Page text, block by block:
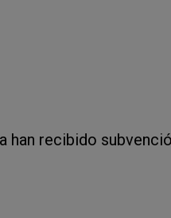
han recibido